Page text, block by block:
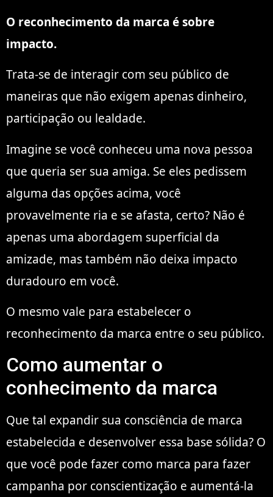
O reconhecimento da marca é sobre
impacto.
Trata-se de interagir com seu público de
maneiras que não exigem apenas dinheiro,
participação ou lealdade.
Imagine se você conheceu uma nova pessoa
que queria ser sua amiga. Se eles pedissem
alguma das opções acima, você
provavelmente ria e se afasta, certo? Não é
apenas uma abordagem superficial da
amizade, mas também não deixa impacto
duradouro em você.
O mesmo vale para estabelecer o
reconhecimento da marca entre o seu público.
Como aumentar o
conhecimento da marca
Que tal expandir sua consciência de marca
estabelecida e desenvolver essa base sólida? O
que você pode fazer como marca para fazer
campanha por conscientização e aumentá-la